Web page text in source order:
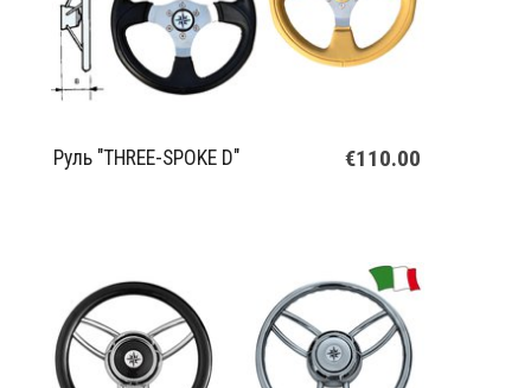
Руль "THREE-SPOKE D" €110.00